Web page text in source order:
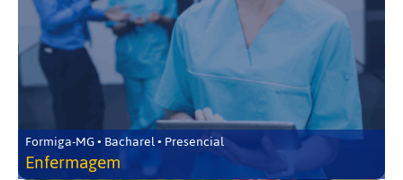
Formiga-MG • Bacharel • Presencial
Enfermagem